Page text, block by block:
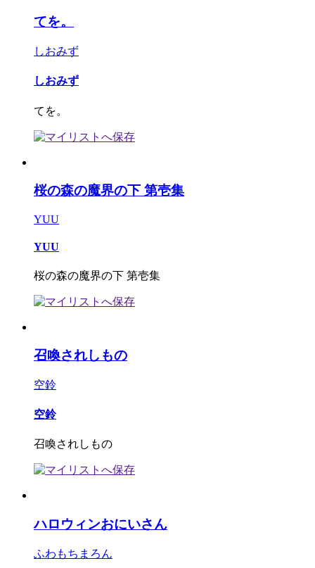
てを。
しおみず
しおみず
てを。
桜の森の魔界の下 第壱集
YUU
YUU
桜の森の魔界の下 第壱集
召喚されしもの
空鈴
空鈴
召喚されしもの
ハロウィンおにいさん
ふわもちまろん